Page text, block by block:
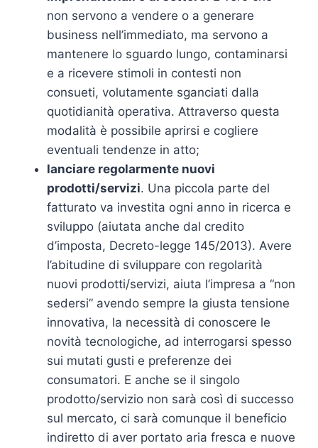
non servono a vendere o a generare
business nell’immediato, ma servono a
mantenere lo sguardo lungo, contaminarsi
e a ricevere stimoli in contesti non
consueti, volutamente sganciati dalla
quotidianità operativa. Attraverso questa
modalità è possibile aprirsi e cogliere
eventuali tendenze in atto;
lanciare regolarmente nuovi
prodotti/servizi. Una piccola parte del
fatturato va investita ogni anno in ricerca e
sviluppo (aiutata anche dal credito
d’imposta, Decreto-legge 145/2013). Avere
l’abitudine di sviluppare con regolarità
nuovi prodotti/servizi, aiuta l’impresa a “non
sedersi” avendo sempre la giusta tensione
innovativa, la necessità di conoscere le
novità tecnologiche, ad interrogarsi spesso
sui mutati gusti e preferenze dei
consumatori. E anche se il singolo
prodotto/servizio non sarà così di successo
sul mercato, ci sarà comunque il beneficio
indiretto di aver portato aria fresca e nuove